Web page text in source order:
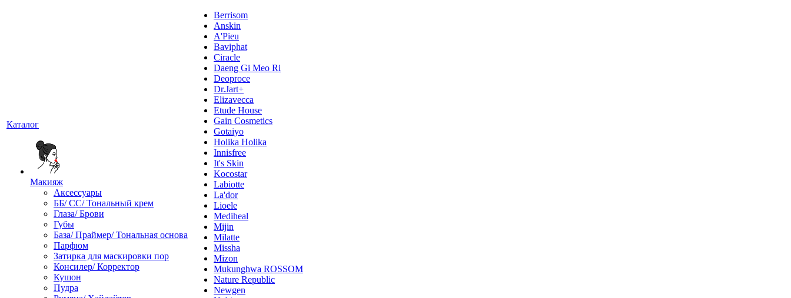
Каталог
Макияж
Аксессуары
ББ/ СС/ Тональный крем
Глаза/ Брови
Губы
База/ Праймер/ Тональная основа
Парфюм
Затирка для маскировки пор
Консилер/ Корректор
Кушон
Пудра
Berrisom
Anskin
A'Pieu
Baviphat
Ciracle
Daeng Gi Meo Ri
Deoproce
Dr.Jart+
Elizavecca
Etude House
Gain Cosmetics
Gotaiyo
Holika Holika
Innisfree
It's Skin
Kocostar
Labiotte
La'dor
Lioele
Mediheal
Mijin
Milatte
Missha
Mizon
Mukunghwa ROSSOM
Nature Republic
Newgen